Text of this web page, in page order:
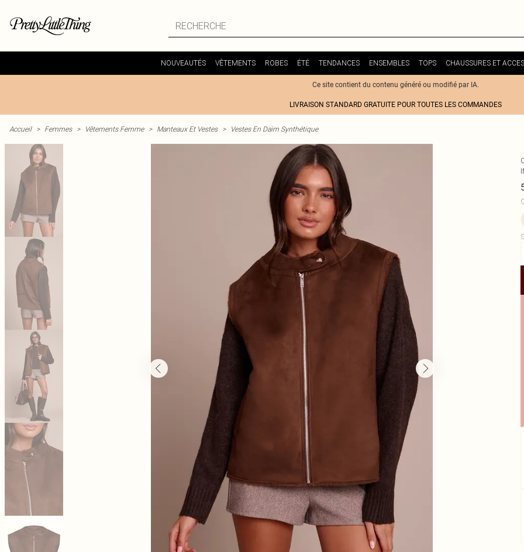
NOUVEAUTÉS VÊTEMENTS ROBES ÉTÉ TENDANCES ENSEMBLES TOPS CHAUSSURES ET
Ce site contient du contenu généré ou modifié par IA.
LIVRAISON STANDARD GRATUITE POUR TOUTES LES COMMANDES
Accueil > Femmes > Vêtements Femme > Manteaux Et Vestes > Vestes En Daim Synthétique